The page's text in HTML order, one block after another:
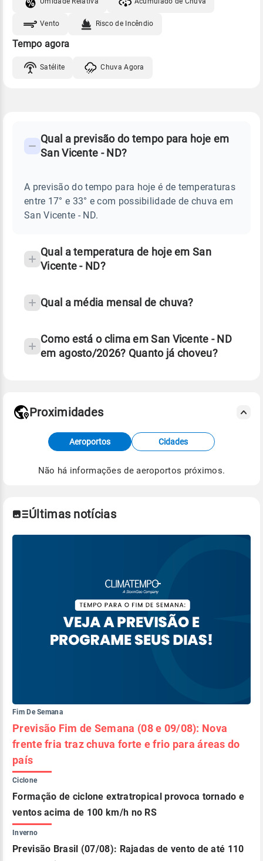
Vento Risco de Incêndio
Tempo agora
Satélite Chuva Agora
TEMPO
VICENTE
Perguntas
sobre
chuva
Qual a previsão do tempo para hoje em
San Vicente - ND?
A previsão do tempo para hoje é de temperaturas
entre 17° e 33° e com possibilidade de chuva em
San Vicente - ND.
Qual a temperatura de hoje em San
Vicente - ND?
Qual a média mensal de chuva?
Como está o clima em San Vicente - ND
em agosto/2026? Quanto já choveu?
Fonte: dados combinados de estações
meteorológicas e satélite do Centro de Previsão
de Tempo e Estudos Climáticos (CPTEC).
Proximidades
Aeroportos Cidades
Não há informações de aeroportos próximos.
Últimas notícias
Fim De Semana
Previsão Fim de Semana (08 e 09/08): Nova
frente fria traz chuva forte e frio para áreas do
país
Ciclone
Formação de ciclone extratropical provoca tornado e
ventos acima de 100 km/h no RS
Inverno
Previsão Brasil (07/08): Rajadas de vento de até 110